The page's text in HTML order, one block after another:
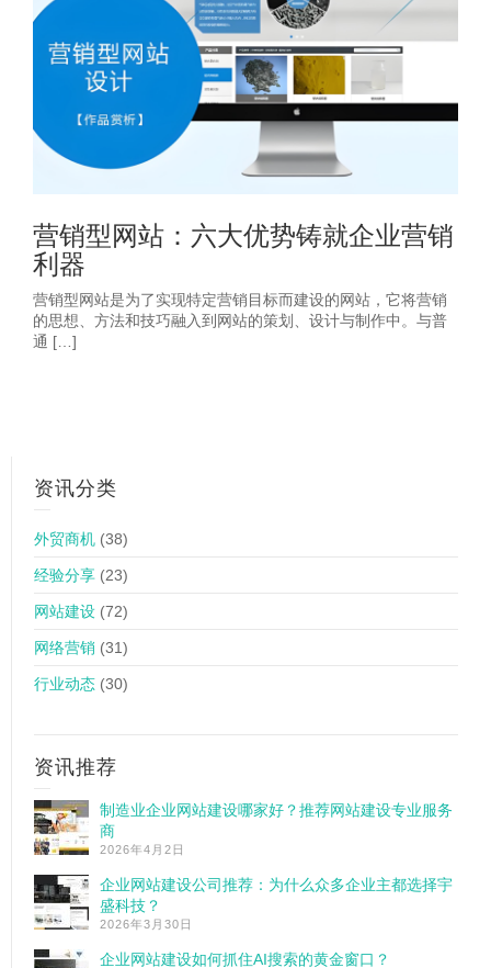
营销型网站：六大优势铸就企业营销
利器
营销型网站是为了实现特定营销目标而建设的网站，它将营销
的思想、方法和技巧融入到网站的策划、设计与制作中。与普
通 […]
资讯分类
外贸商机 (38)
经验分享 (23)
网站建设 (72)
网络营销 (31)
行业动态 (30)
资讯推荐
制造业企业网站建设哪家好？推荐网站建设专业服务
商
2026年4月2日
企业网站建设公司推荐：为什么众多企业主都选择宇
盛科技？
2026年3月30日
企业网站建设如何抓住AI搜索的黄金窗口？